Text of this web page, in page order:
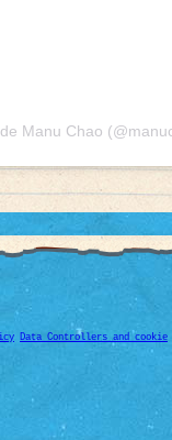
Manu Chao
Data Controllers and cookie